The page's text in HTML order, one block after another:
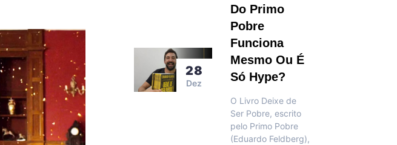
28
Dez
Do Primo
Pobre
Funciona
Mesmo Ou É
Só Hype?
O Livro Deixe de
Ser Pobre, escrito
pelo Primo Pobre
(Eduardo Feldberg),